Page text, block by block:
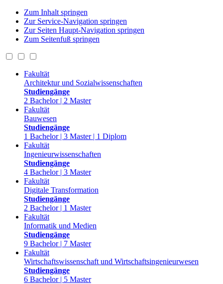
Zum Inhalt springen
Zur Service-Navigation springen
Zur Seiten Haupt-Navigation springen
Zum Seitenfuß springen
Fakultät
Architektur und Sozialwissenschaften
Studiengänge
2 Bachelor | 2 Master
Fakultät
Bauwesen
Studiengänge
1 Bachelor | 3 Master | 1 Diplom
Fakultät
Ingenieurwissenschaften
Studiengänge
4 Bachelor | 3 Master
Fakultät
Digitale Transformation
Studiengänge
2 Bachelor | 1 Master
Fakultät
Informatik und Medien
Studiengänge
9 Bachelor | 7 Master
Fakultät
Wirtschaftswissenschaft und Wirtschaftsingenieurwesen
Studiengänge
6 Bachelor | 5 Master